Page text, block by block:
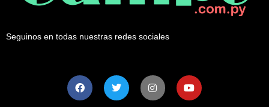
Seguinos en todas nuestras redes sociales